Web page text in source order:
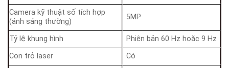
Camera kỹ thuật số tích hợp
(ánh sáng thường)
5MP
Tỷ lệ khung hình
Phiên bản 60 Hz hoặc 9 Hz
Con trỏ laser
Có